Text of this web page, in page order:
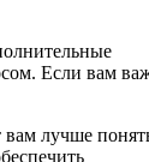
Если вам
вам лучше